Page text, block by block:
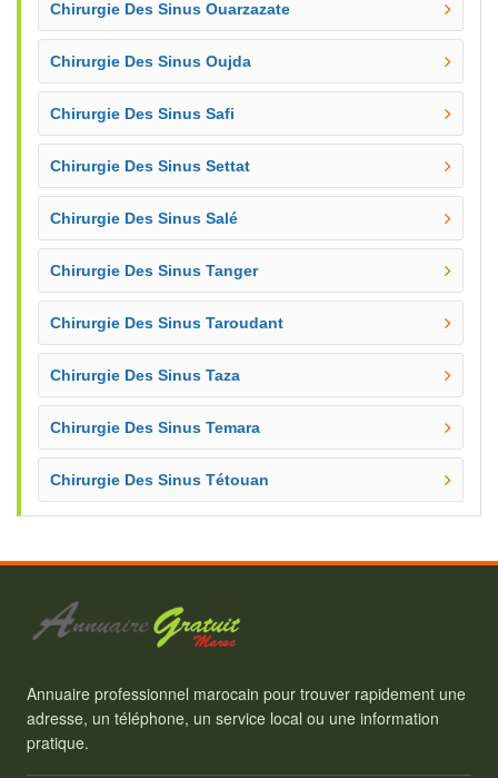
Chirurgie Des Sinus Ouarzazate
Chirurgie Des Sinus Oujda
Chirurgie Des Sinus Safi
Chirurgie Des Sinus Settat
Chirurgie Des Sinus Salé
Chirurgie Des Sinus Tanger
Chirurgie Des Sinus Taroudant
Chirurgie Des Sinus Taza
Chirurgie Des Sinus Temara
Chirurgie Des Sinus Tétouan
Annuaire professionnel marocain pour trouver rapidement une
adresse, un téléphone, un service local ou une information
pratique.